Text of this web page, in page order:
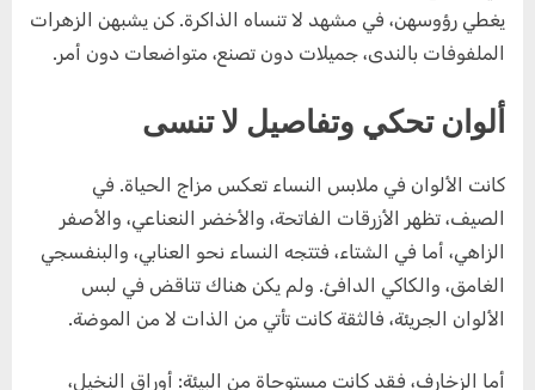
يغطي رؤوسهن، في مشهد لا تنساه الذاكرة. كن يشبهن الزهرات
الملفوفات بالندى، جميلات دون تصنع، متواضعات دون أمر.
ألوان تحكي وتفاصيل لا تنسى
كانت الألوان في ملابس النساء تعكس مزاج الحياة. في
الصيف، تظهر الأزرقات الفاتحة، والأخضر النعناعي، والأصفر
الزاهي، أما في الشتاء، فتتجه النساء نحو العنابي، والبنفسجي
الغامق، والكاكي الدافئ. ولم يكن هناك تناقض في لبس
الألوان الجريئة، فالثقة كانت تأتي من الذات لا من الموضة.
أما الزخارف، فقد كانت مستوحاة من البيئة: أوراق النخيل،